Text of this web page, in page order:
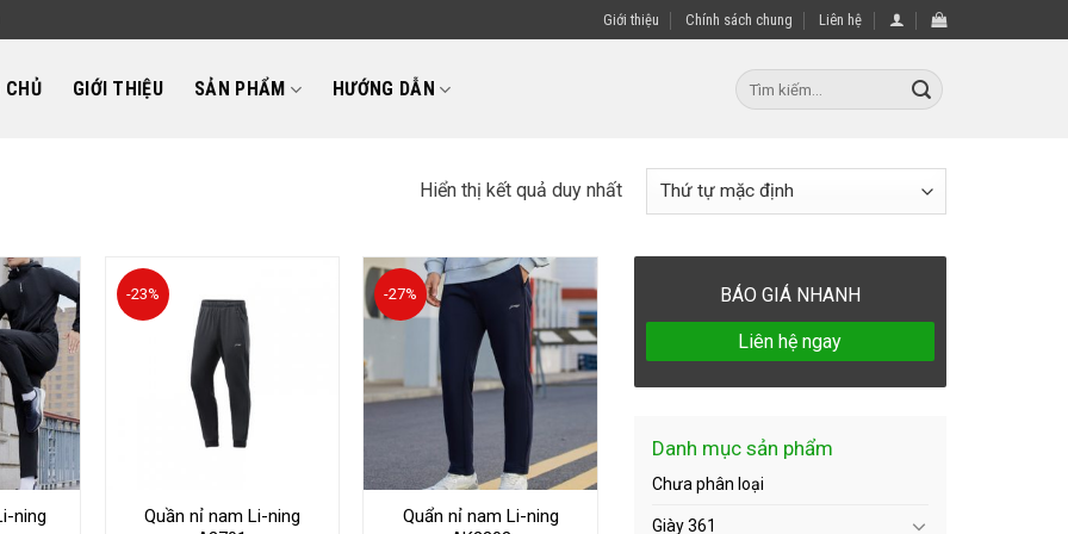
Giới thiệu Chính sách chung Liên hệ
CHỦ GIỚI THIỆU SẢN PHẨM HƯỚNG DẪN
Hiển thị kết quả duy nhất
ning
-23%
Quần nỉ nam Li-ning
-27%
Quẩn nỉ nam Li-ning
BÁO GIÁ NHANH
Liên hệ ngay
Danh mục sản phẩm
Chưa phân loại
Giày 361